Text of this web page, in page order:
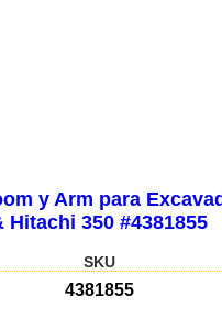
y Arm para
Hitachi 350 #4381855
SKU
4381855